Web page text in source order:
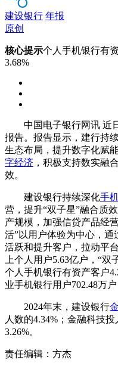
建设银行 年报
原创
核心提示个人手机银行有
3.68%
中国电子银行网讯 近
报告。报告显示，建行持
生态布局，提升数字化赋
字经济 ，积极支持数实融
效。
建设银行持续深化手
营，提升“双子星”融合质
产规模，加强信贷产品经
活”以用户体验为中心，通
活跃和提升客户，拉动平
上个人用户5.63亿户，“双
个人手机银行有资产客户
业手机银行用户702.48万户
2024年末，建设银行
人数的4.34%；金融科技
3.26%。
责任编辑：方杰